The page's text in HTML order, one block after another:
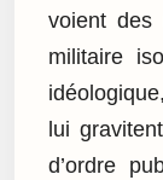
voient des
militaire
lui
d’ordre